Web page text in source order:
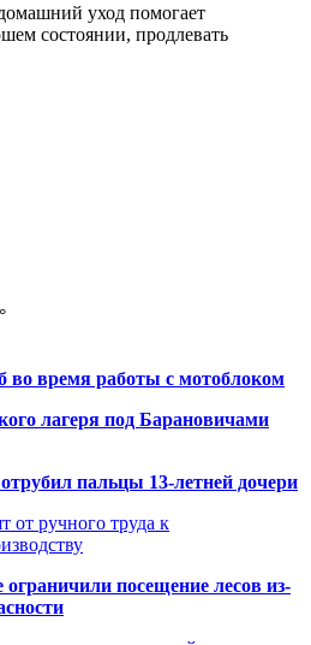
уход помогает
состоянии, продлевать
во время работы с мотоблоком
лагеря под Барановичами
пальцы 13-летней дочери
от ручного труда к
посещение лесов из-